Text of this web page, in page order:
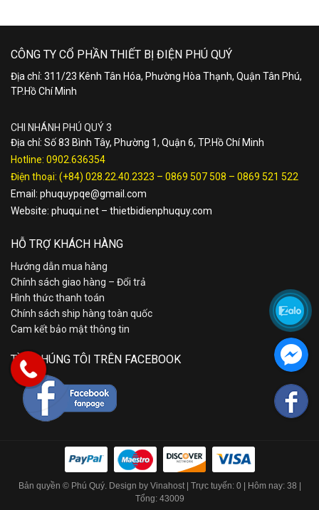
CÔNG TY CỔ PHẦN THIẾT BỊ ĐIỆN PHÚ QUÝ
Địa chỉ: 311/23 Kênh Tân Hóa, Phường Hòa Thạnh, Quận Tân Phú,
TP.Hồ Chí Minh
CHI NHÁNH PHÚ QUÝ 3
Địa chỉ: Số 83 Bình Tây, Phường 1, Quận 6, TP.Hồ Chí Minh
Hotline: 0902.636354
Điện thoại: (+84) 028.22.40.2323 – 0869 507 508 – 0869 521 522
Email: phuquypqe@gmail.com
Website: phuqui.net – thietbidienphuquy.com
HỖ TRỢ KHÁCH HÀNG
Hướng dẫn mua hàng
Chính sách giao hàng – Đổi trả
Hình thức thanh toán
Chính sách ship hàng toàn quốc
Cam kết bảo mật thông tin
TÌM CHÚNG TÔI TRÊN FACEBOOK
Bản quyền © Phú Quý. Design by Vinahost | Trực tuyến: 0 | Hôm nay: 38 |
Tổng: 43009